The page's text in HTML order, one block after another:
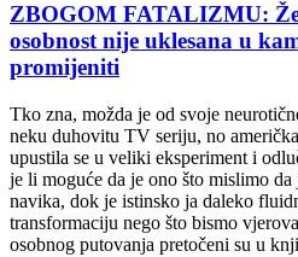
ZBOGOM FATALIZMU:
osobnost nije uklesana u
promijeniti
Tko zna, možda je od svoje
neku duhovitu TV seriju, no
upustila se u veliki eksperiment i
je li moguće da je ono što mislimo da
navika, dok je istinsko ja daleko
transformaciju nego što bismo
osobnog putovanja pretočeni su u